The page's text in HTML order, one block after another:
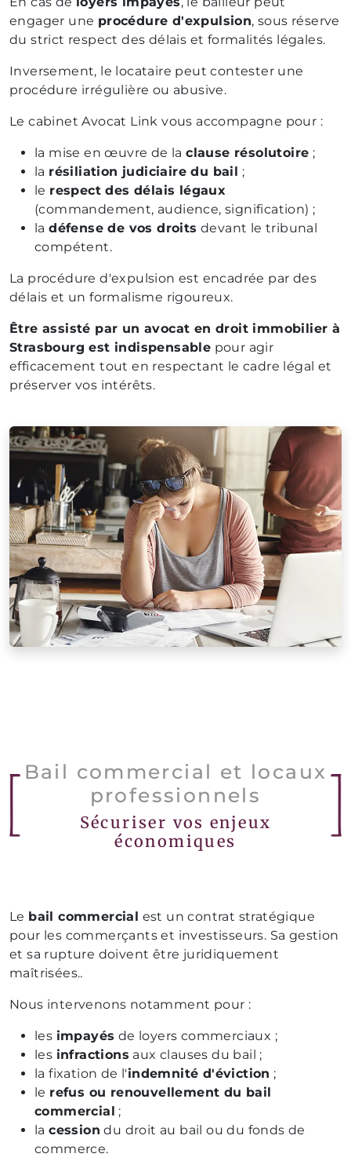
engager une procédure d'expulsion, sous réserve
du strict respect des délais et formalités légales.
Inversement, le locataire peut contester une
procédure irrégulière ou abusive.
Le cabinet Avocat Link vous accompagne pour :
la mise en œuvre de laclause résolutoire ;
la résiliation judiciaire du bail ;
le respect des délais légaux
(commandement, audience, signification) ;
ladéfense de vos droits devant le tribunal
compétent.
La procédure d'expulsion est encadrée par des
délais et un formalisme rigoureux.
Être assisté par un avocat en droit immobilier à
Strasbourg est indispensable pour agir
efficacement tout en respectant le cadre légal et
préserver vos intérêts.
Bail commercial et locaux
professionnels
Sécuriser vos enjeux
économiques
Le bail commercial est un contrat stratégique
pour les commerçants et investisseurs. Sa gestion
et sa rupture doivent être juridiquement
maîtrisées..
Nous intervenons notamment pour :
les impayés de loyers commerciaux ;
les infractions aux clauses du bail ;
la fixation de l'indemnité d'éviction ;
le refus ou renouvellement du bail
commercial ;
lacession du droit au bail ou du fonds de
commerce.